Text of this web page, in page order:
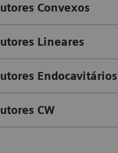
Convexos
Lineares
Endocavitários
CW